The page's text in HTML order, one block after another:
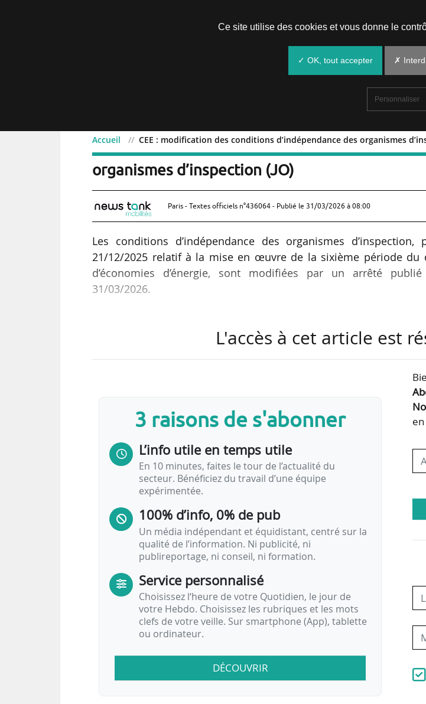
Accueil CEE : modification des conditions d’indépendance des organismes
CEE : modification des conditions
organismes d’inspection (JO)
Paris - Textes officiels n°436064 - Publié le 31/03/2026 à 08:00
Les conditions d’indépendance des organismes d’inspection,
21/12/2025 relatif à la mise en œuvre de la sixième période du
d’économies d’énergie, sont modifiées par un arrêté
31/03/2026.
organismes qui contrôlent les opérations standardisées
Le présent arrêté modifie l’article 4, afin de préciser les
• tout contrôle direct ou indirect entre l’organisme
• tout contrôle direct ou indirect entre l’organisme…
L'accès à cet article est
3 raisons de s'abonner
L’info utile en temps utile
En 10 minutes, faites le tour de l’actualité du
secteur. Bénéficiez du travail d’une équipe
expérimentée.
100% d’info, 0% de pub
Un média indépendant et équidistant, centré sur la
qualité de l’information. Ni publicité, ni
publireportage, ni conseil, ni formation.
Service personnalisé
Choisissez l‘heure de votre Quotidien, le jour de
votre Hebdo. Choisissez les rubriques et les mots
clefs de votre veille. Sur smartphone (App), tablette
ou ordinateur.
DÉCOUVRIR
Ce site utilise des cookies et vous donne le
✓ OK, tout accepter ✗
Personnaliser